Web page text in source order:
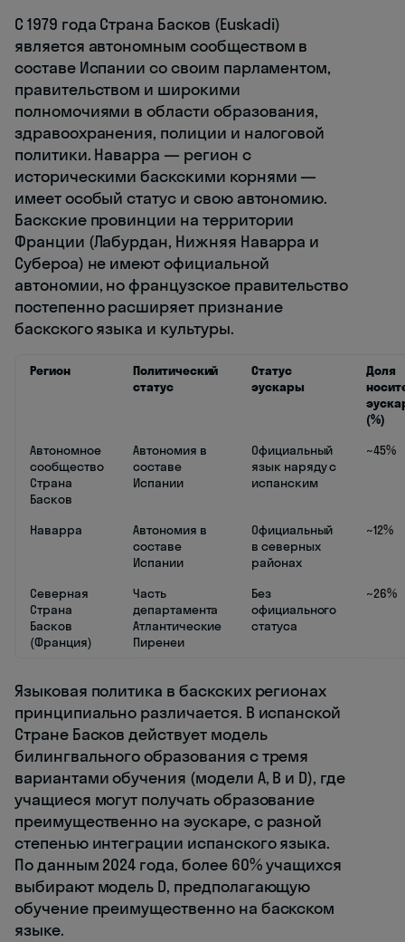
С 1979 года Страна Басков (Euskadi)
является автономным сообществом в
составе Испании со своим парламентом,
правительством и широкими
полномочиями в области образования,
здравоохранения, полиции и налоговой
политики. Наварра — регион с
историческими баскскими корнями —
имеет особый статус и свою автономию.
Баскские провинции на территории
Франции (Лабурдан, Нижняя Наварра и
Субероа) не имеют официальной
автономии, но французское правительство
постепенно расширяет признание
баскского языка и культуры.
Регион
Политический
статус
Статус
эускары
Доля
(%)
Автономное
сообщество
Страна
Басков
Автономия в
составе
Испании
Официальный
язык наряду с
испанским
~45%
Наварра
Автономия в
составе
Испании
Официальный
в северных
районах
~12%
Северная
Страна
Басков
(Франция)
Часть
департамента
Атлантические
Пиренеи
Без
официального
статуса
~26%
Языковая политика в баскских регионах
принципиально различается. В испанской
Стране Басков действует модель
билингвального образования с тремя
вариантами обучения (модели A, B и D), где
учащиеся могут получать образование
преимущественно на эускаре, с разной
степенью интеграции испанского языка.
По данным 2024 года, более 60% учащихся
выбирают модель D, предполагающую
обучение преимущественно на баскском
языке.